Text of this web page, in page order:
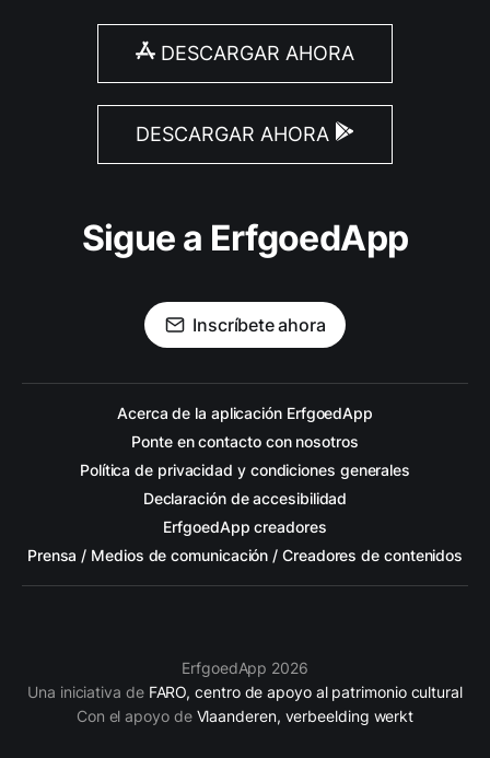
DESCARGAR AHORA
DESCARGAR AHORA
Sigue a ErfgoedApp
Inscríbete ahora
Acerca de la aplicación ErfgoedApp
Ponte en contacto con nosotros
Política de privacidad y condiciones generales
Declaración de accesibilidad
ErfgoedApp creadores
Prensa / Medios de comunicación / Creadores de contenidos
ErfgoedApp 2026
Una iniciativa de FARO, centro de apoyo al patrimonio cultural
Con el apoyo de Vlaanderen, verbeelding werkt